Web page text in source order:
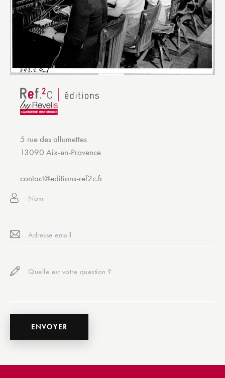
5 rue des allumettes
13090 Aix-en-Provence
contact@editions-ref2c.fr